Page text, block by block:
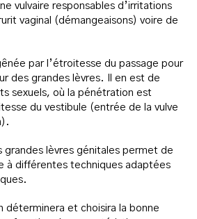
vulvaire responsables d’irritations
vaginal (démangeaisons) voire de
par l’étroitesse du passage pour
des grandes lèvres. Il en est de
sexuels, où la pénétration est
du vestibule (entrée de la vulve
grandes lèvres génitales permet de
à différentes techniques adaptées
déterminera et choisira la bonne